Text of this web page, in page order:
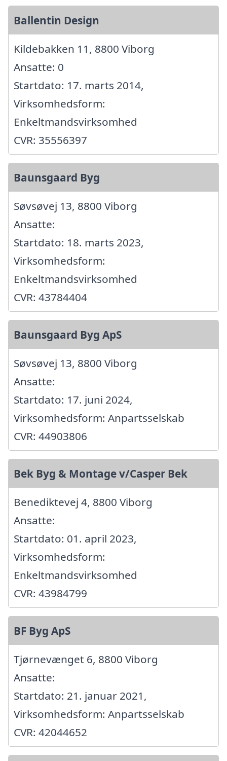
Ballentin Design
Kildebakken 11, 8800 Viborg
Ansatte: 0
Startdato: 17. marts 2014,
Virksomhedsform:
Enkeltmandsvirksomhed
CVR: 35556397
Baunsgaard Byg
Søvsøvej 13, 8800 Viborg
Ansatte:
Startdato: 18. marts 2023,
Virksomhedsform:
Enkeltmandsvirksomhed
CVR: 43784404
Baunsgaard Byg ApS
Søvsøvej 13, 8800 Viborg
Ansatte:
Startdato: 17. juni 2024,
Virksomhedsform: Anpartsselskab
CVR: 44903806
Bek Byg & Montage v/Casper Bek
Benediktevej 4, 8800 Viborg
Ansatte:
Startdato: 01. april 2023,
Virksomhedsform:
Enkeltmandsvirksomhed
CVR: 43984799
BF Byg ApS
Tjørnevænget 6, 8800 Viborg
Ansatte:
Startdato: 21. januar 2021,
Virksomhedsform: Anpartsselskab
CVR: 42044652